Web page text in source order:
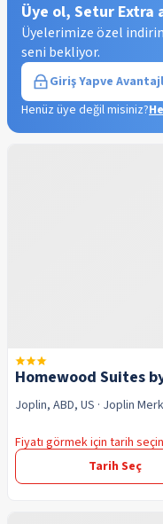
Üye ol, Setur Extra
Üyelerimize özel
seni bekliyor.
Giriş Yapve
Henüz üye değil misiniz?
Homewood Suites
Joplin, ABD, US · Joplin
Fiyatı görmek için tarih
Tarih Seç